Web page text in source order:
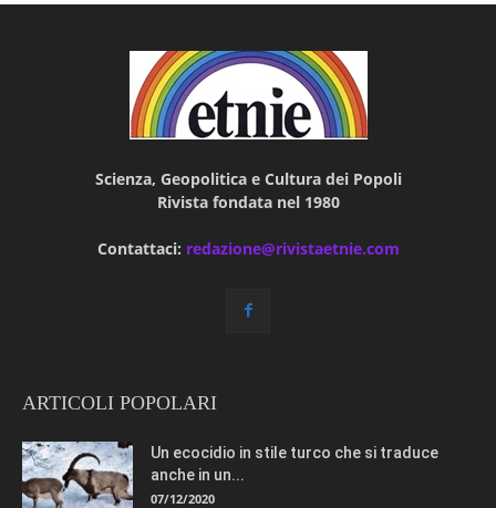
Scienza, Geopolitica e Cultura dei Popoli
Rivista fondata nel 1980
Contattaci: redazione@rivistaetnie.com
ARTICOLI POPOLARI
Un ecocidio in stile turco che si traduce
anche in un...
07/12/2020